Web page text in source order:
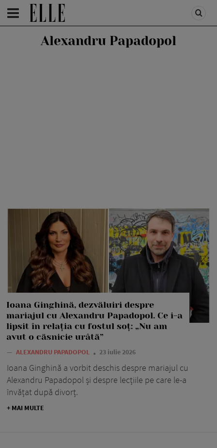
HOMEPAGE /PEOPLE
Alexandru Papadopol
Ioana Ginghină, dezvăluiri despre
mariajul cu Alexandru Papadopol. Ce i-a
lipsit în relația cu fostul soț: „Nu am
avut o căsnicie urâtă”
— ALEXANDRU PAPADOPOL 23 iulie 2026
Ioana Ginghină a vorbit deschis despre mariajul cu
Alexandru Papadopol și despre lecțiile pe care le-a
învățat după divorț.
+ MAI MULTE